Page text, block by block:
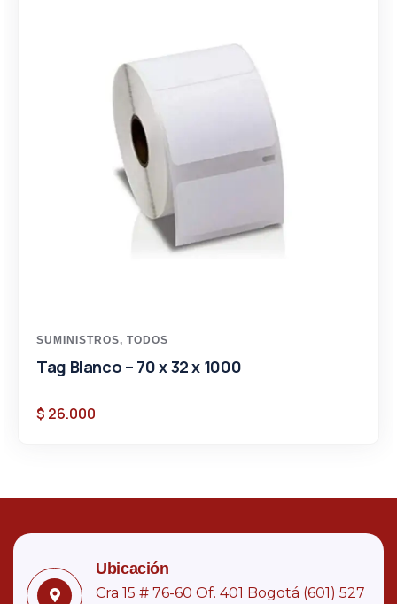
SUMINISTROS, TODOS
Tag Blanco – 70 x 32 x 1000
$ 26.000
Ubicación
Cra 15 # 76-60 Of. 401 Bogotá (601) 527